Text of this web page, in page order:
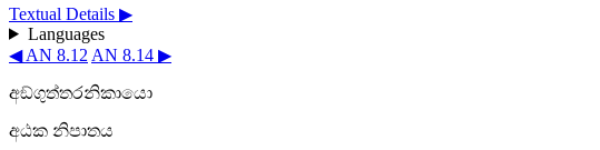
Textual Details ▶
Languages
◀ AN 8.12 AN 8.14 ▶
අඞ්ගුත්තරනිකායො
අඨක නිපාතය